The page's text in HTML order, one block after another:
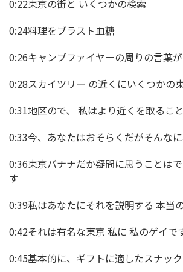
0:22東京の街と いくつかの検索
0:24料理をブラスト血糖
0:26キャンプファイヤーの周りの言葉
0:28スカイツリー の近くにいくつかの
0:31地区ので、 私はより近くを取るこ
0:33今、あなたはおそらくだがそんな
0:36東京バナナだか疑問に思うことは
す
0:39私はあなたにそれを説明する 本当
0:42それは有名な東京 私に 私のゲイで
0:45基本的に、ギフトに適したスナッ